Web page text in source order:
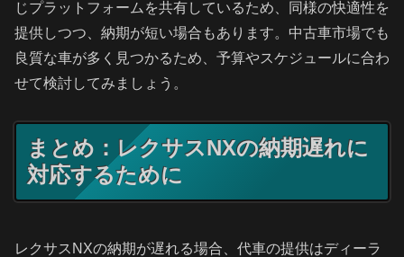
じプラットフォームを共有しているため、同様の快適性を
提供しつつ、納期が短い場合もあります。中古車市場でも
良質な車が多く見つかるため、予算やスケジュールに合わ
せて検討してみましょう。
まとめ：レクサスNXの納期遅れに
対応するために
レクサスNXの納期が遅れる場合、代車の提供はディーラ